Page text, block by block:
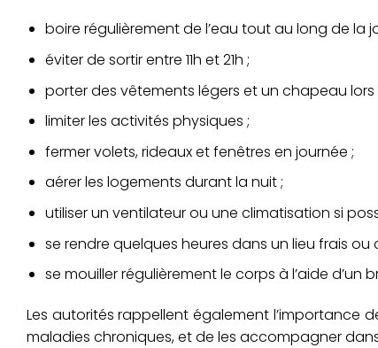
boire régulièrement de l’eau tout au long de la
éviter de sortir entre 11h et 21h ;
porter des vêtements légers et un chapeau
limiter les activités physiques ;
fermer volets, rideaux et fenêtres en journée ;
aérer les logements durant la nuit ;
utiliser un ventilateur ou une climatisation si
se rendre quelques heures dans un lieu frais ou
se mouiller régulièrement le corps à l’aide
Les autorités rappellent également l’importance
maladies chroniques, et de les accompagner